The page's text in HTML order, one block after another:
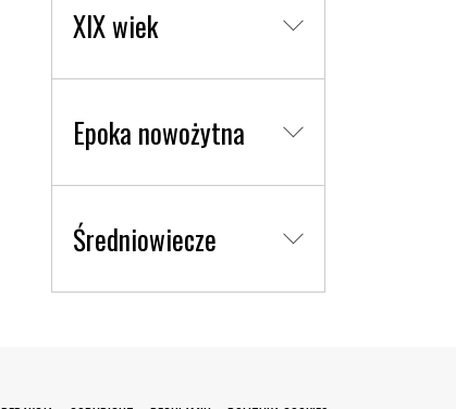
XIX wiek
Epoka nowożytna
Średniowiecze